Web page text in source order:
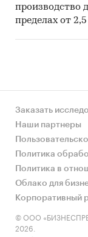
производство
пределах от
Заказать
Наши партнеры
Политика
Политика в
Облако для
Корпоративный
© ООО
2026.